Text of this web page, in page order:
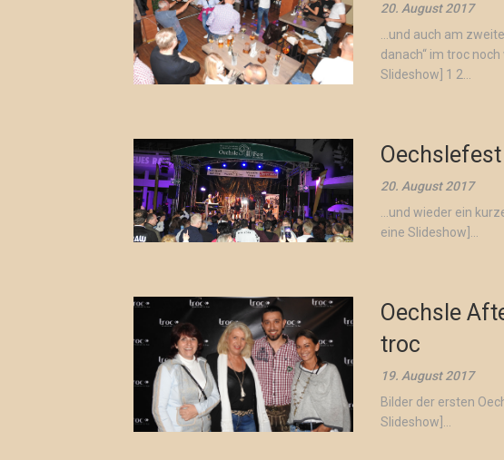
20. August 2017
…und auch am
danach“ im troc
Slideshow] 1 2...
20. August 2017
…und wieder ein
eine Slideshow]...
Oechsle
troc
19. August 2017
Bilder der ersten
Slideshow]...